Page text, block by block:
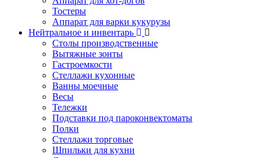
Тостеры
Аппарат для варки кукурузы
Нейтральное и инвентарь
Столы производственные
Вытяжные зонты
Гастроемкости
Стеллажи кухонные
Ванны моечные
Весы
Тележки
Подставки под пароконвектоматы
Полки
Стеллажи торговые
Шпильки для кухни